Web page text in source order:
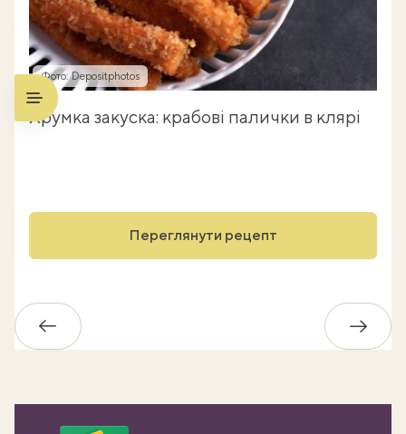
Фото: Depositphotos
Хрумка закуска: крабові палички в клярі
Переглянути рецепт
Назад